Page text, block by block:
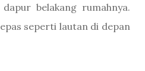
belakang rumahnya.
seperti lautan di depan